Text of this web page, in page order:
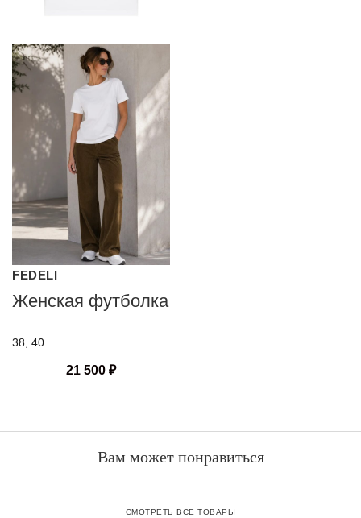
FEDELI
Женская футболка
38, 40
21 500 ₽
Вам может понравиться
СМОТРЕТЬ ВСЕ ТОВАРЫ